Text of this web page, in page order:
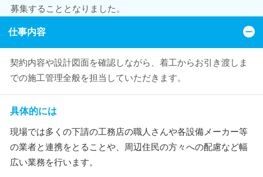
募集することとなりました。
仕事内容
契約内容や設計図面を確認しながら、着工からお引き渡しま
での施工管理全般を担当していただきます。
具体的には
現場では多くの下請の工務店の職人さんや各設備メーカー等
の業者と連携をとることや、周辺住民の方々への配慮など幅
広い業務を行います。